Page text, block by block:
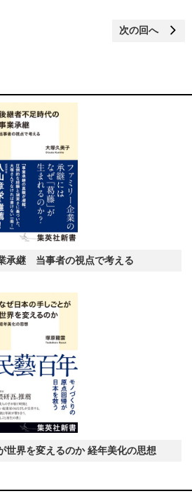
次の回へ
承継 当事者の視点で考える
世界を変えるのか 経年美化の思想